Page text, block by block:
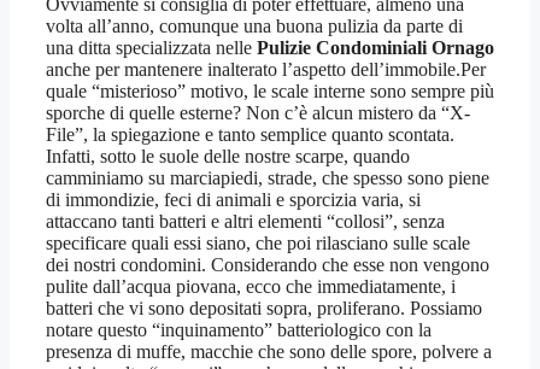
volta all’anno, comunque una buona pulizia da parte di
una ditta specializzata nelle Pulizie Condominiali Ornago
anche per mantenere inalterato l’aspetto dell’immobile.Per
quale “misterioso” motivo, le scale interne sono sempre più
sporche di quelle esterne? Non c’è alcun mistero da “X-
File”, la spiegazione e tanto semplice quanto scontata.
Infatti, sotto le suole delle nostre scarpe, quando
camminiamo su marciapiedi, strade, che spesso sono piene
di immondizie, feci di animali e sporcizia varia, si
attaccano tanti batteri e altri elementi “collosi”, senza
specificare quali essi siano, che poi rilasciano sulle scale
dei nostri condomini. Considerando che esse non vengono
pulite dall’acqua piovana, ecco che immediatamente, i
batteri che vi sono depositati sopra, proliferano. Possiamo
notare questo “inquinamento” batteriologico con la
presenza di muffe, macchie che sono delle spore, polvere a